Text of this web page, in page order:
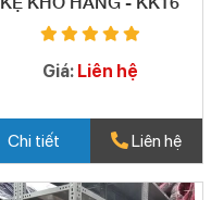
Giá: Liên hệ
Chi tiết Liên hệ